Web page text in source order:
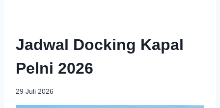
Jadwal Docking Kapal
Pelni 2026
29 Juli 2026